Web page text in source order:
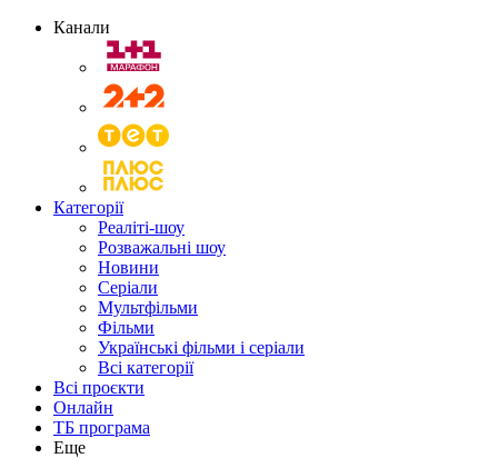
Канали
Категорії
Реаліті-шоу
Розважальні шоу
Новини
Серіали
Мультфільми
Фільми
Українські фільми і серіали
Всі категорії
Всі проєкти
Онлайн
ТБ програма
Еще